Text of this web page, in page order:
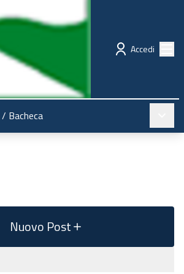
Partecipazione
Accedi
/ Bacheca
Nuovo Post